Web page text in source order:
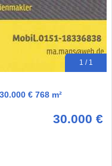
1 / 1
€ 768 m²
30.000 €